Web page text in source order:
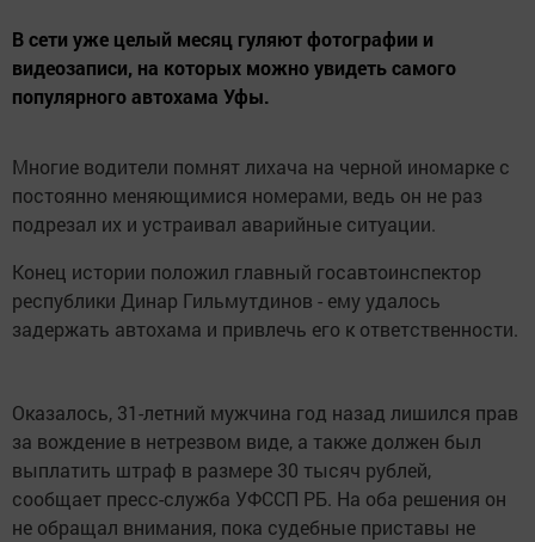
В сети уже целый месяц гуляют фотографии и
видеозаписи, на которых можно увидеть самого
популярного автохама Уфы.
Многие водители помнят лихача на черной иномарке с
постоянно меняющимися номерами, ведь он не раз
подрезал их и устраивал аварийные ситуации.
Конец истории положил главный госавтоинспектор
республики Динар Гильмутдинов - ему удалось
задержать автохама и привлечь его к ответственности.
Оказалось, 31-летний мужчина год назад лишился прав
за вождение в нетрезвом виде, а также должен был
выплатить штраф в размере 30 тысяч рублей,
сообщает пресс-служба УФССП РБ. На оба решения он
не обращал внимания, пока судебные приставы не